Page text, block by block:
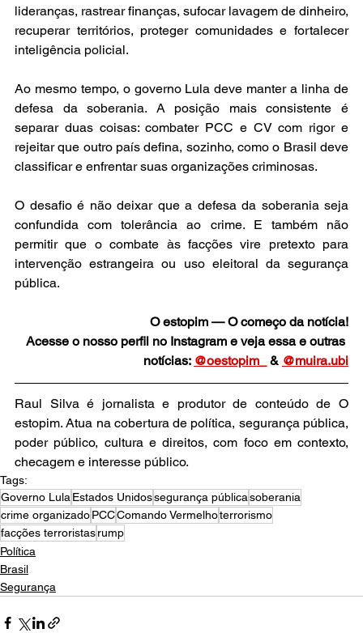
lideranças, rastrear finanças, sufocar lavagem de dinheiro,
recuperar territórios, proteger comunidades e fortalecer
inteligência policial.
Ao mesmo tempo, o governo Lula deve manter a linha de
defesa da soberania. A posição mais consistente é
separar duas coisas: combater PCC e CV com rigor e
rejeitar que outro país defina, sozinho, como o Brasil deve
classificar e enfrentar suas organizações criminosas.
O desafio é não deixar que a defesa da soberania seja
confundida com tolerância ao crime. E também não
permitir que o combate às facções vire pretexto para
intervenção estrangeira ou uso eleitoral da segurança
pública.
O estopim — O começo da notícia!
Acesse o nosso perfil no Instagram e veja essa e outras
notícias: @oestopim_ & @muira.ubi
Raul Silva é jornalista e produtor de conteúdo de O
estopim. Atua na cobertura de política, segurança pública,
poder público, cultura e direitos, com foco em contexto,
checagem e interesse público.
Tags:
Governo Lula Estados Unidossegurança públicasoberania
crime organizadoPCCComando Vermelhoterrorismo
facções terroristasrump
Política
Brasil
Segurança